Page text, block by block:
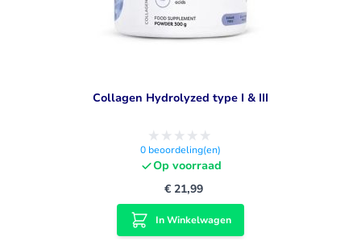
Collagen Hydrolyzed type I & III
0 beoordeling(en)
Op voorraad
€ 21,99
In Winkelwagen